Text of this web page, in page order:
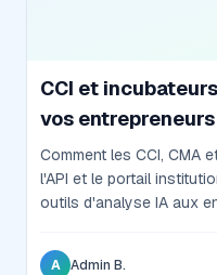
CCI et
vos entrepreneurs
Comment les CCI, CMA
l'API et le portail
outils d'analyse IA aux
A Admin B.